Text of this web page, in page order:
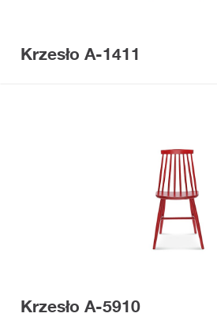
Krzesło A-1411
Krzesło A-5910